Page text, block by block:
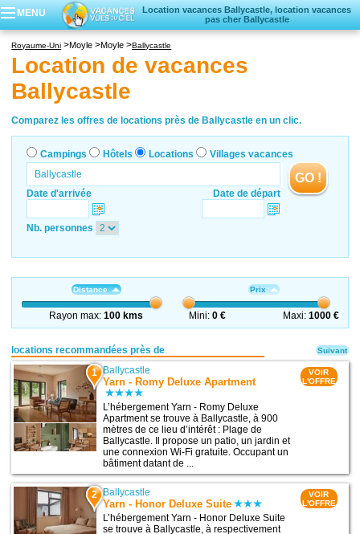
MENU
Location vacances Ballycastle, location vacances
pas cher Ballycastle
Locations vacances
Royaume-Uni Moyle Moyle Ballycastle
Location de vacances
Ballycastle
Comparez les offres de locations près de Ballycastle en un clic.
Campings Hôtels Locations Villages vacances
Date d'arrivée Date de départ
GO !
Nb. personnes
Distance
Rayon max:100 kms
Prix
Mini:0 € Maxi: 1000 €
locations recommandées près de
1 Ballycastle
Yarn - Romy Deluxe Apartment
L’hébergement Yarn - Romy Deluxe
Apartment se trouve à Ballycastle, à 900
mètres de ce lieu d’intérêt : Plage de
Ballycastle. Il propose un patio, un jardin et
une connexion Wi-Fi gratuite. Occupant un
bâtiment datant de ...
VOIR
L'OFFRE
2 Ballycastle
Yarn - Honor Deluxe Suite
L’hébergement Yarn - Honor Deluxe Suite
se trouve à Ballycastle, à respectivement
VOIR
L'OFFRE
Suivant